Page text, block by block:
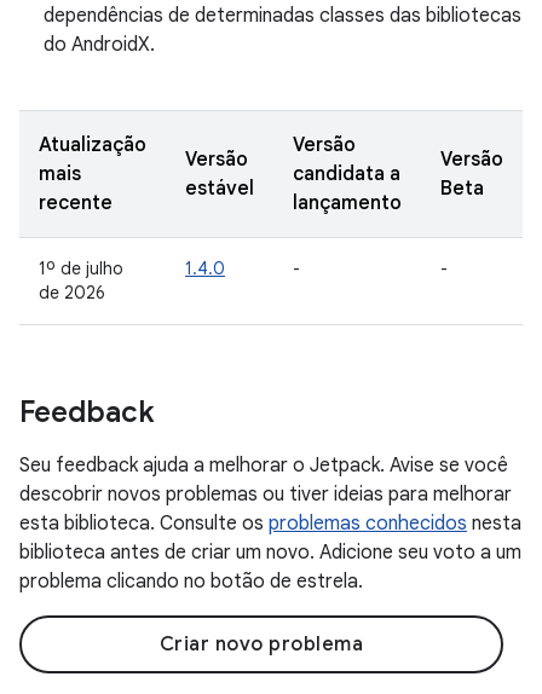
dependências de determinadas classes das bibliotecas
do AndroidX.
Atualização
mais
recente
Versão
estável
Versão
candidata a
lançamento
Versão
Beta
1º de julho
de 2026
1.4.0 - -
Feedback
Seu feedback ajuda a melhorar o Jetpack. Avise se você
descobrir novos problemas ou tiver ideias para melhorar
esta biblioteca. Consulte os problemas conhecidos nesta
biblioteca antes de criar um novo. Adicione seu voto a um
problema clicando no botão de estrela.
Criar novo problema